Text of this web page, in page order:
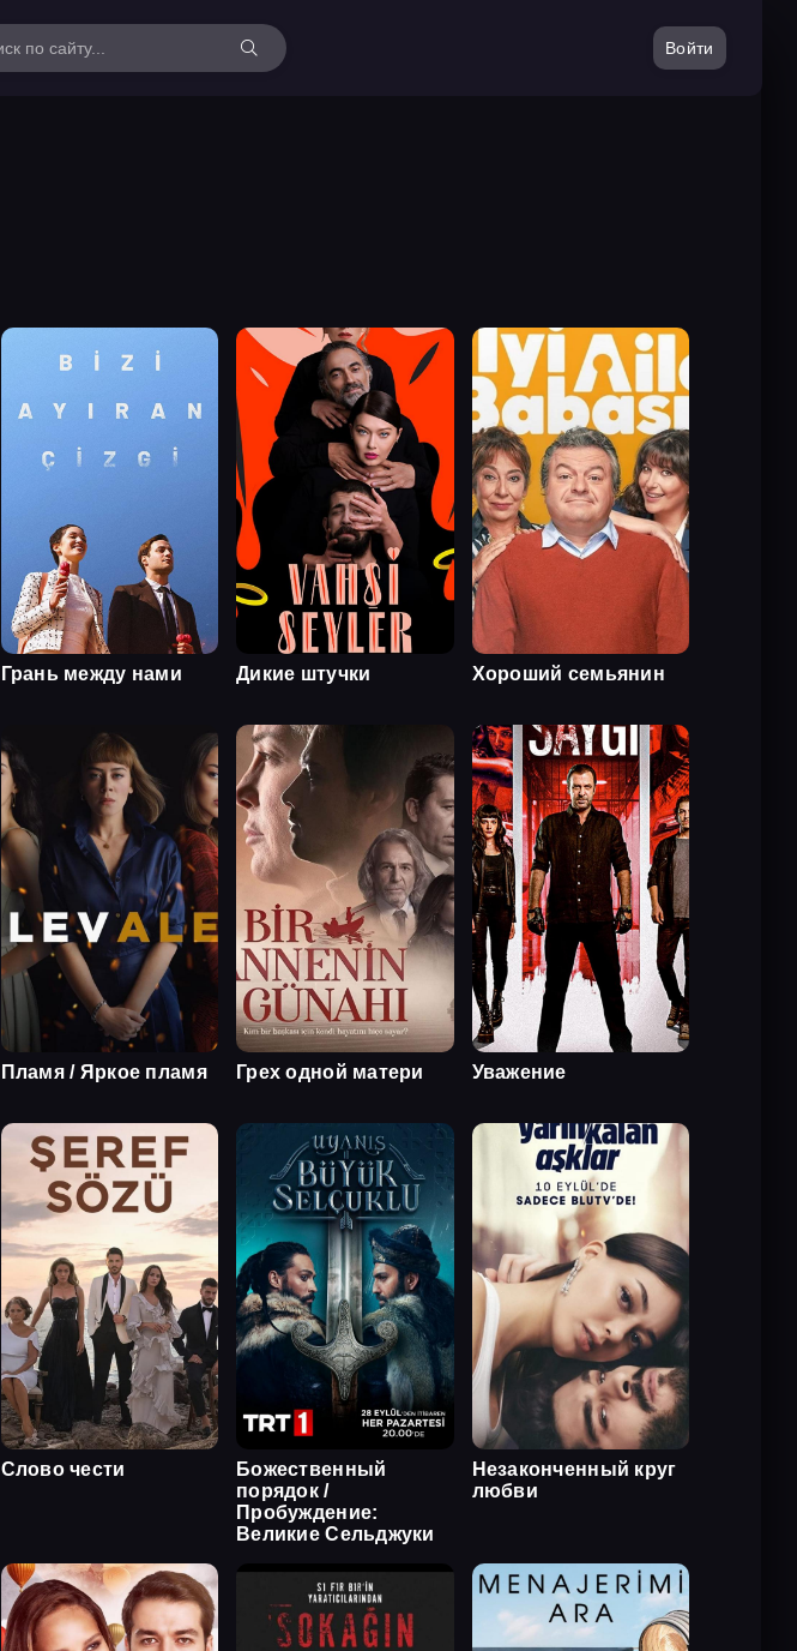
Войти
Грань между нами Дикие штучки Хороший семьянин
Пламя / Яркое пламя Грех одной матери Уважение
Слово чести
Божественный
порядок /
Пробуждение:
Великие Сельджуки
Незаконченный круг
любви